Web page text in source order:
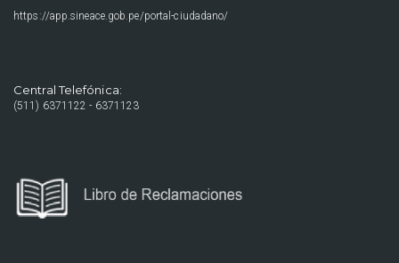
https://app.sineace.gob.pe/portal-ciudadano/
Central Telefónica:
(511) 6371122 - 6371123